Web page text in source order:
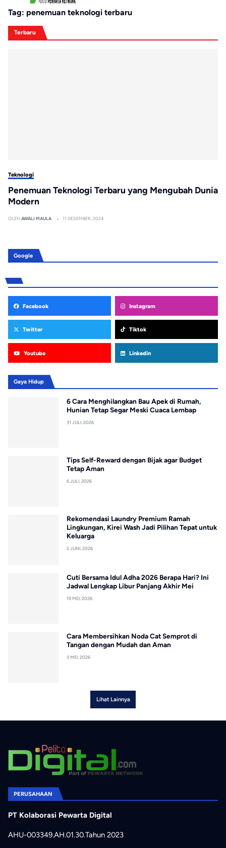
Tag: penemuan teknologi terbaru
Terbaru
Teknologi
Penemuan Teknologi Terbaru yang Mengubah Dunia
Modern
OLEH AWALI MAULA 11 DESEMBER, 2024
Google
Facebook Instagram
Twitter Tiktok
Youtube Linkedin
Gaya Hidup
6 Cara Menghilangkan Bau Apek di Rumah,
Hunian Tetap Segar Meski Cuaca Lembap
31 JULI, 2026
Tips Self-Reward dengan Bijak agar Budget
Tetap Aman
6 JULI, 2026
Rekomendasi Laundry Premium Ramah
Lingkungan, Kirei Wash Jadi Pilihan Tepat untuk
Keluarga
2 JUNI, 2026
Cuti Bersama Idul Adha 2026 Berapa Hari? Ini
Jadwal Lengkap Libur Panjang Akhir Mei
19 MEI, 2026
Cara Membersihkan Noda Cat Semprot di
Tangan dengan Mudah dan Aman
3 MEI, 2026
Lihat Lainnya
PERUSAHAAN
PT Kolaborasi Pewarta Digital
AHU-003349.AH.01.30.Tahun 2023